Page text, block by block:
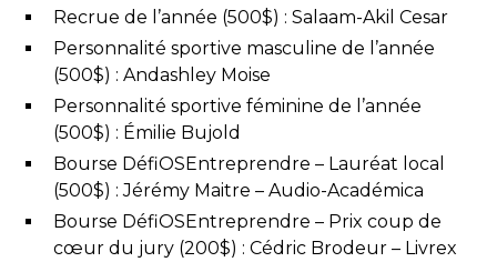
Recrue de l’année (500$) : Salaam-Akil Cesar
Personnalité sportive masculine de l’année
(500$) : Andashley Moise
Personnalité sportive féminine de l’année
(500$) : Émilie Bujold
Bourse DéfiOSEntreprendre – Lauréat local
(500$) : Jérémy Maitre – Audio-Académica
Bourse DéfiOSEntreprendre – Prix coup de
cœur du jury (200$) : Cédric Brodeur – Livrex